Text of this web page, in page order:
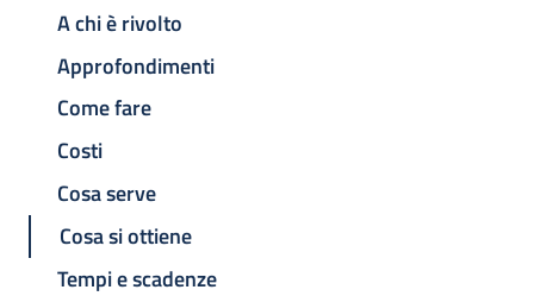
A chi è rivolto
Approfondimenti
Come fare
Costi
Cosa serve
Cosa si ottiene
Tempi e scadenze